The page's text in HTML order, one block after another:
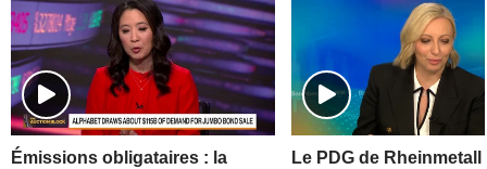
Émissions obligataires : la
Le PDG de